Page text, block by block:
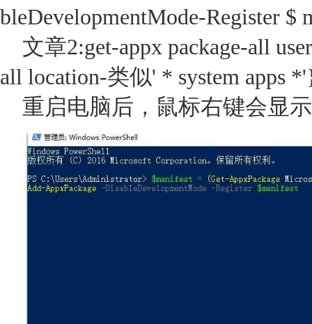
bleDevelopmentMode-Register $
文章2:get-appx package-all
all location-类似' * system apps
重启电脑后，鼠标右键会显